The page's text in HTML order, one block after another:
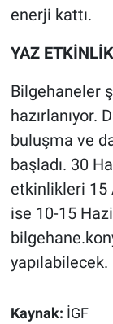
enerji kattı.
YAZ
Bilgehaneler
hazırlanıyor.
buluşma ve
başladı. 30
etkinlikleri 15
ise 10-15
yapılabilecek.
Kaynak: İGF